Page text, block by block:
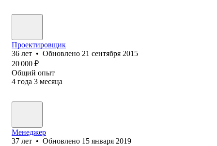
Проектировщик
36 лет • Обновлено 21 сентября 2015
20 000 ₽
Общий опыт
4 года 3 месяца
Менеджер
37 лет • Обновлено 15 января 2019